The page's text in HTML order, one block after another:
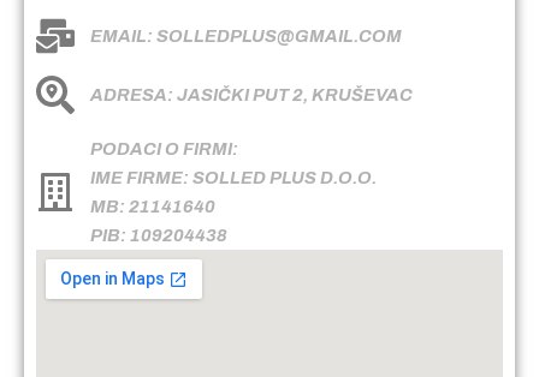
EMAIL: SOLLEDPLUS@GMAIL.COM
ADRESA: JASIČKI PUT 2, KRUŠEVAC
PODACI O FIRMI:
IME FIRME: SOLLED PLUS D.O.O.
MB: 21141640
PIB: 109204438